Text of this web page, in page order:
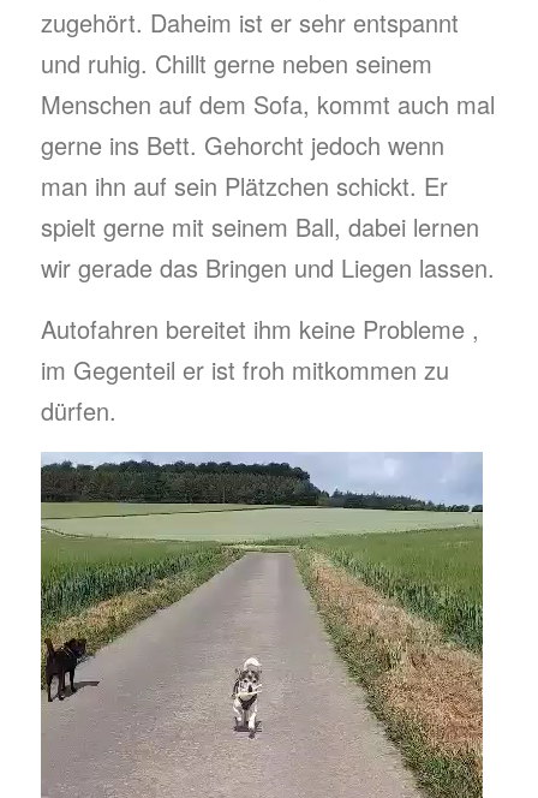
zugehört. Daheim ist er sehr entspannt
und ruhig. Chillt gerne neben seinem
Menschen auf dem Sofa, kommt auch mal
gerne ins Bett. Gehorcht jedoch wenn
man ihn auf sein Plätzchen schickt. Er
spielt gerne mit seinem Ball, dabei lernen
wir gerade das Bringen und Liegen lassen.
Autofahren bereitet ihm keine Probleme ,
im Gegenteil er ist froh mitkommen zu
dürfen.